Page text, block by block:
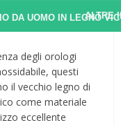
ALTRE
degli orologi
questi
il vecchio legno di
come materiale
eccellente